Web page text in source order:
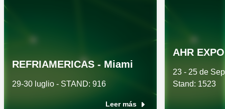
REFRIAMERICAS - Miami
29-30 luglio - STAND: 916
Leer más
AHR
23 - 25 de
Stand: 1523